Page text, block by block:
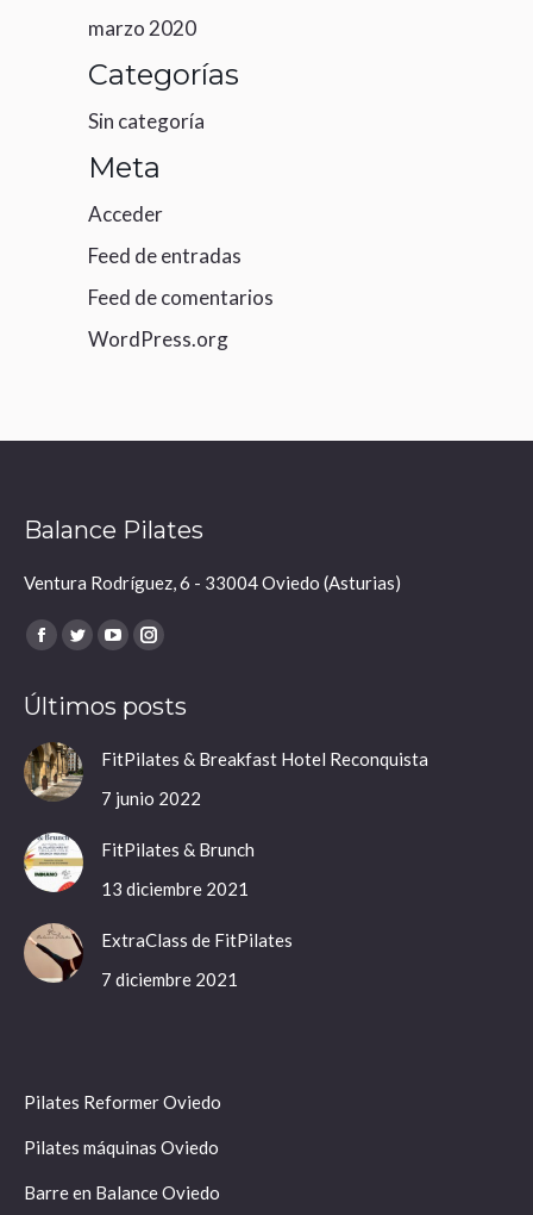
marzo 2020
Categorías
Sin categoría
Meta
Acceder
Feed de entradas
Feed de comentarios
WordPress.org
Balance Pilates
Ventura Rodríguez, 6 - 33004 Oviedo (Asturias)
Encuéntranos en:
Facebook
opens
in
new
window
Twitter
opens
new
window
YouTube
opens
new
window
Instagram
opens
new
window
Últimos posts
FitPilates & Breakfast Hotel Reconquista
7 junio 2022
FitPilates & Brunch
13 diciembre 2021
ExtraClass de FitPilates
7 diciembre 2021
Pilates Reformer Oviedo
Pilates máquinas Oviedo
Barre en Balance Oviedo